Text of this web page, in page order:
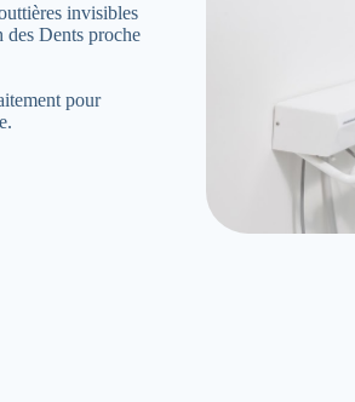
invisibles
des Dents proche
pour